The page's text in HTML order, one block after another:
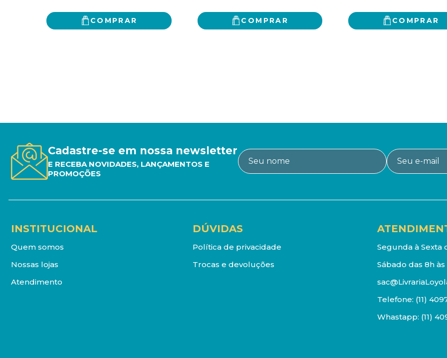
COMPRAR COMPRAR COMPRAR
Cadastre-se em nossa newsletter
E RECEBA NOVIDADES, LANÇAMENTOS E
PROMOÇÕES
INSTITUCIONAL
Quem somos
Nossas lojas
Atendimento
DÚVIDAS
Política de privacidade
Trocas e devoluções
Segunda à Sexta
Sábado das 8h às
Telefone: (11)
Whastapp: (11)